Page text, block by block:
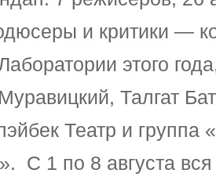
и критики —
этого
Талгат
Театр и группа
С 1 по 8 августа